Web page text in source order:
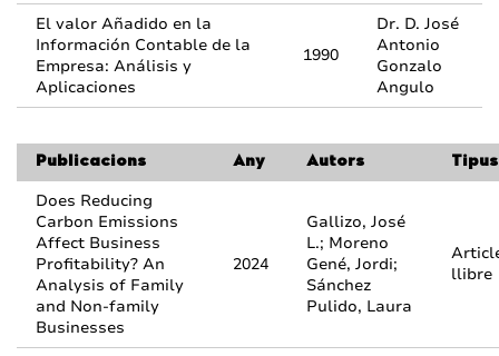
El valor Añadido en la
Información Contable de la
Empresa: Análisis y
Aplicaciones
1990
Dr. D. José
Antonio
Gonzalo
Angulo
Publicacions Any Autors Tipus
Does Reducing
Carbon Emissions
Affect Business
Profitability? An
Analysis of Family
and Non-family
Businesses
2024
Gallizo, José
L.; Moreno
Gené, Jordi;
Sánchez
Pulido, Laura
llibre